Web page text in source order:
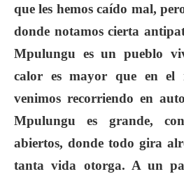
que les hemos caído mal,
donde notamos cierta
Mpulungu es un pueblo
calor es mayor que en el
venimos recorriendo en
Mpulungu es grande,
abiertos, donde todo gira
tanta vida otorga. A un